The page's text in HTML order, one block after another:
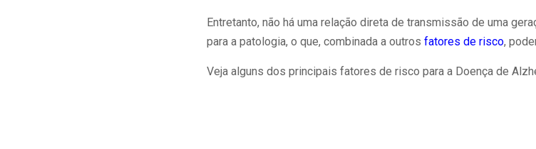
Entretanto, não há uma relação direta de transmissão de uma
para a patologia, o que, combinada a outros fatores de risco,
Veja alguns dos principais fatores de risco para a Doença de